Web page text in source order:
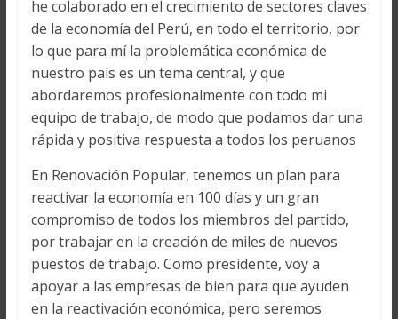
he colaborado en el crecimiento de sectores claves
de la economía del Perú, en todo el territorio, por
lo que para mí la problemática económica de
nuestro país es un tema central, y que
abordaremos profesionalmente con todo mi
equipo de trabajo, de modo que podamos dar una
rápida y positiva respuesta a todos los peruanos
En Renovación Popular, tenemos un plan para
reactivar la economía en 100 días y un gran
compromiso de todos los miembros del partido,
por trabajar en la creación de miles de nuevos
puestos de trabajo. Como presidente, voy a
apoyar a las empresas de bien para que ayuden
en la reactivación económica, pero seremos